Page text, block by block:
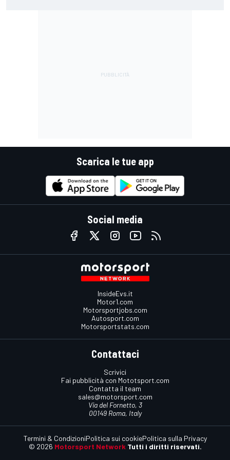
Scarica le tue app
Social media
InsideEvs.it
Motor1.com
Motorsportjobs.com
Autosport.com
Motorsportstats.com
Contattaci
Scrivici
Fai pubblicità con Mototsport.com
Contatta il team
sales@motorsport.com
Via del Fornetto, 3
00149 Roma, Italy
© 2026 Motorsport Network Tutti i diritti riservati.
Termini & CondizioniPolitica sui cookiePolitica sulla Privacy